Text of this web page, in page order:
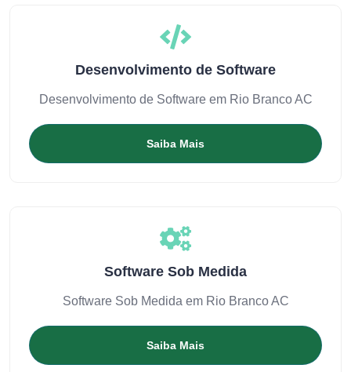
Desenvolvimento de Software
Desenvolvimento de Software em Rio Branco AC
Saiba Mais
Software Sob Medida
Software Sob Medida em Rio Branco AC
Saiba Mais